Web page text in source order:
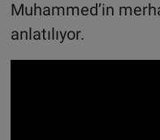
Muhammed’in
anlatılıyor.